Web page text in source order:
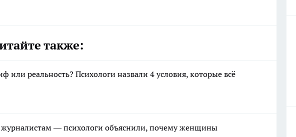
также:
реальность? Психологи назвали 4 условия, которые всё
журналистам — психологи объяснили, почему женщины